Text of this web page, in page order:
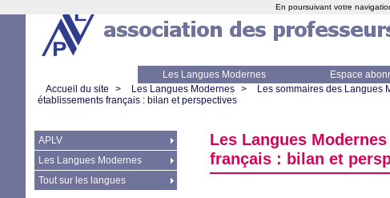
Les Langues Modernes Espace
Accueil du site > Les Langues Modernes > Les sommaires des Langues
établissements français : bilan et perspectives
Les Langues
français : bilan et
APLV
Les Langues Modernes
Tout sur les langues
En poursuivant votre